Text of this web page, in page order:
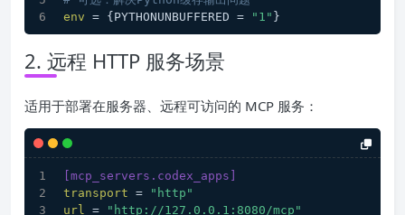
env = {PYTHONUNBUFFERED = "1" }
2. 远程 HTTP 服务场景
适用于部署在服务器、远程可访问的 MCP 服务：
[mcp_servers.codex_apps]
transport =
"http"
url = "http://127.0.0.1:8080/mcp"